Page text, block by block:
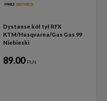
Dystanse kół tył RFX
KTM/Husqvarna/Gas Gas 99
Niebieski
89.00 PLN